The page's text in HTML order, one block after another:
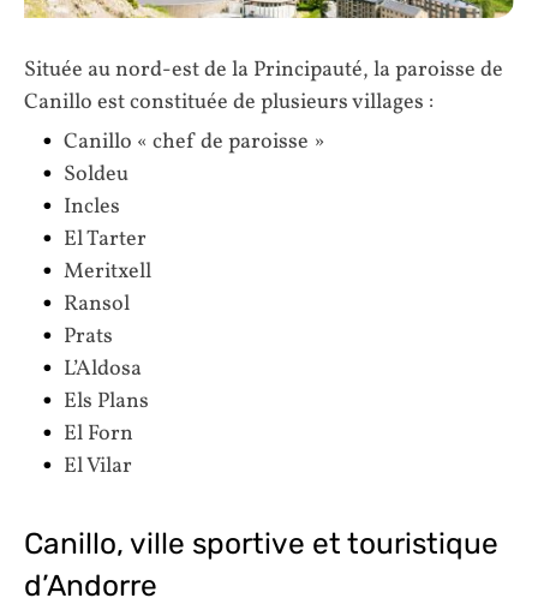
Située au nord-est de la Principauté, la paroisse de
Canillo est constituée de plusieurs villages :
Canillo « chef de paroisse »
Soldeu
Incles
El Tarter
Meritxell
Ransol
Prats
L’Aldosa
Els Plans
El Forn
El Vilar
Canillo, ville sportive et touristique
d’Andorre